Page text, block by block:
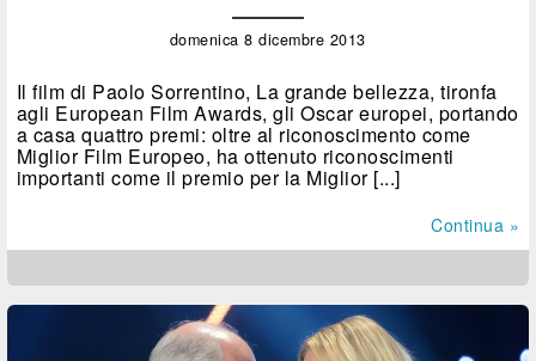
domenica 8 dicembre 2013
Il film di Paolo Sorrentino, La grande bellezza, tironfa
agli European Film Awards, gli Oscar europei, portando
a casa quattro premi: oltre al riconoscimento come
Miglior Film Europeo, ha ottenuto riconoscimenti
importanti come il premio per la Miglior [...]
Continua »